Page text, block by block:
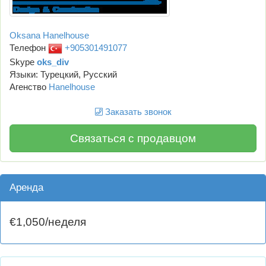
Oksana Hanelhouse
Телефон
+905301491077
Skype oks_div
Языки: Турецкий, Русский
Агенство Hanelhouse
Заказать звонок
Связаться с продавцом
Аренда
€1,050/неделя